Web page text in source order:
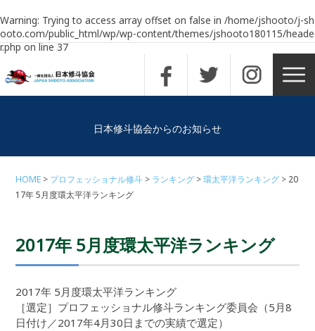
Warning: Trying to access array offset on false in /home/jshooto/j-sh
ooto.com/public_html/wp/wp-content/themes/jshooto180115/heade
r.phpon line37
日本修斗協会からのお知らせ
HOME プロフェッショナル修斗 ランキング 環太平洋ランキング
20
17年 5月度環太平洋ランキング
2017年 5月度環太平洋ランキング
2017年 5月度環太平洋ランキング
［選定］プロフェッショナル修斗ランキング委員会（5月8
日付け／2017年4月30日までの実績で選定）